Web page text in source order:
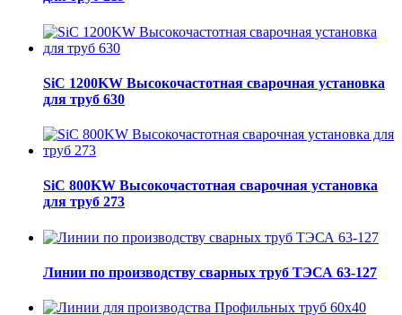
SiC 1200KW Высокочастотная сварочная установка
для труб 630
SiC 800KW Высокочастотная сварочная установка
для труб 273
Линии по производству сварных труб ТЭСА 63-127